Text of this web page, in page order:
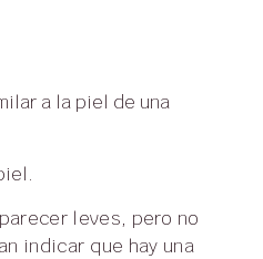
a la piel de una
indicar que hay una